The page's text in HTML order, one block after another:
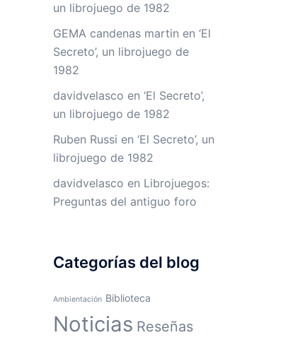
un librojuego de 1982
GEMA candenas martin en ‘El
Secreto’, un librojuego de
1982
davidvelasco en ‘El Secreto’,
un librojuego de 1982
Ruben Russi en ‘El Secreto’, un
librojuego de 1982
davidvelasco en Librojuegos:
Preguntas del antiguo foro
Categorías del blog
Ambientación Biblioteca
Noticias Reseñas